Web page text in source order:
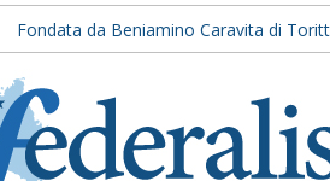
Fondata da Beniamino Caravita di